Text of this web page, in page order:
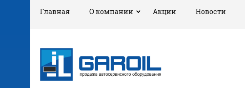
Главная О компании Акции Новости